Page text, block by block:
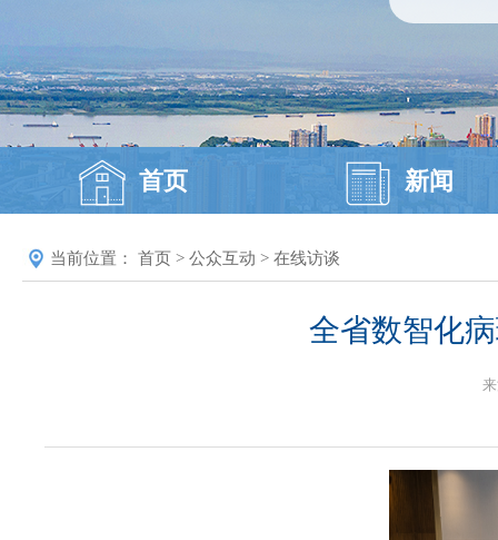
首页 新闻
当前位置： 首页 > 公众互动 > 在线访谈
全省数智化